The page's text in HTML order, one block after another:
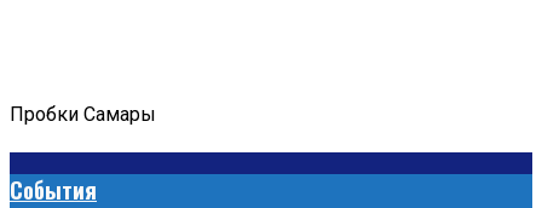
Пробки Самары
События